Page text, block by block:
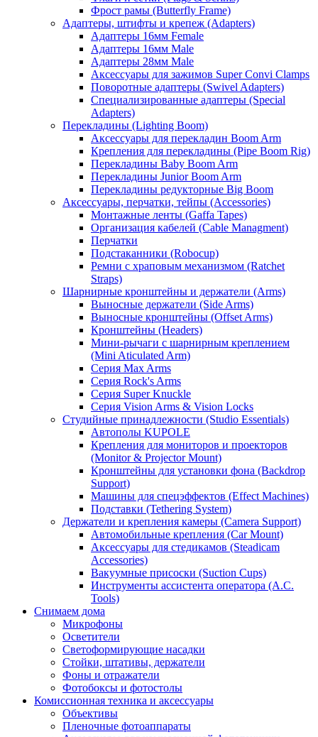
Фрост рамы (Butterfly Frame)
Адаптеры, штифты и крепеж (Adapters)
Адаптеры 16мм Female
Адаптеры 16мм Male
Адаптеры 28мм Male
Аксессуары для зажимов Super Convi Clamps
Поворотные адаптеры (Swivel Adapters)
Специализированные адаптеры (Special
Adapters)
Перекладины (Lighting Boom)
Аксессуары для перекладин Boom Arm
Крепления для перекладины (Pipe Boom Rig)
Перекладины Baby Boom Arm
Перекладины Junior Boom Arm
Перекладины редукторные Big Boom
Аксессуары, перчатки, тейпы (Accessories)
Монтажные ленты (Gaffa Tapes)
Организация кабелей (Cable Managment)
Перчатки
Подстаканники (Robocup)
Ремни с храповым механизмом (Ratchet
Straps)
Шарнирные кронштейны и держатели (Arms)
Выносные держатели (Side Arms)
Выносные кронштейны (Offset Arms)
Кронштейны (Headers)
Мини-рычаги с шарнирным креплением
(Mini Aticulated Arm)
Серия Max Arms
Серия Rock's Arms
Серия Super Knuckle
Серия Vision Arms & Vision Locks
Студийные принадлежности (Studio Essentials)
Автополы KUPOLE
Крепления для мониторов и проекторов
(Monitor & Projector Mount)
Кронштейны для установки фона (Backdrop
Support)
Машины для спецэффектов (Effect Machines)
Подставки (Tethering System)
Держатели и крепления камеры (Camera Support)
Автомобильные крепления (Car Mount)
Аксессуары для стедикамов (Steadicam
Accessories)
Вакуумные присоски (Suction Cups)
Инструменты ассистента оператора (A.C.
Tools)
Снимаем дома
Микрофоны
Осветители
Светоформирующие насадки
Стойки, штативы, держатели
Фоны и отражатели
Фотобоксы и фотостолы
Комиссионная техника и аксессуары
Объективы
Пленочные фотоаппараты